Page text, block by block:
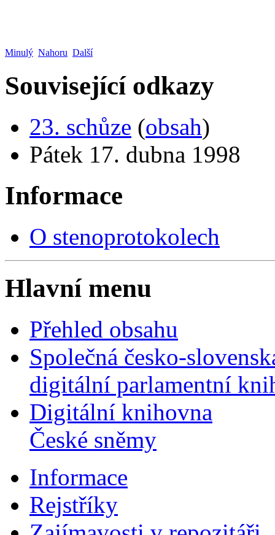
Minulý Nahoru Další
Související odkazy
23. schůze (obsah)
Pátek 17. dubna 1998
Informace
O stenoprotokolech
Hlavní menu
Přehled obsahu
Společná česko-
digitální parlamentní
Digitální knihovna
České sněmy
Informace
Rejstříky